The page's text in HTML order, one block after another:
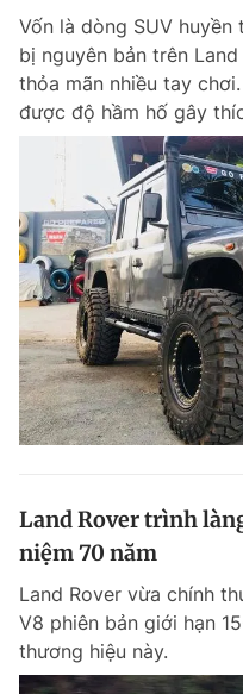
Vốn là dòng SUV
bị nguyên bản trên
thỏa mãn nhiều tay
được độ hầm hố gây
Land Rover trình
niệm 70 năm
Land Rover vừa chính
V8 phiên bản giới hạn
thương hiệu này.